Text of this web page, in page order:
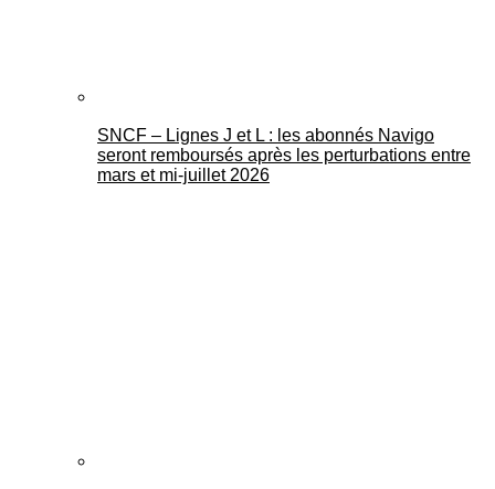
SNCF – Lignes J et L : les abonnés Navigo
seront remboursés après les perturbations entre
mars et mi-juillet 2026